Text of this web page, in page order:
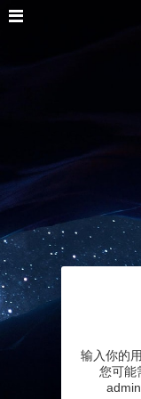
输入你的
您可能